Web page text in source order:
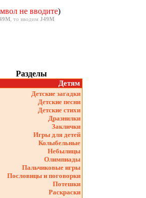
не вводите)
, то вводим J49M
Разделы
Детям
Детские загадки
Детские песни
Детские стихи
Дразнилки
Заклички
Игры для детей
Колыбельные
Небылицы
Олимпиады
Пальчиковые игры
Пословицы и поговорки
Потешки
Раскраски